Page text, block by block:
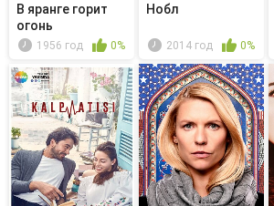
В яранге горит
огонь
1956 год 0%
Нобл
2014 год 0%